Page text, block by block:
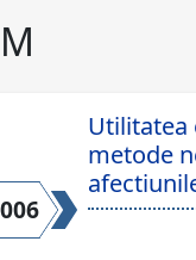
Utilitatea
metode